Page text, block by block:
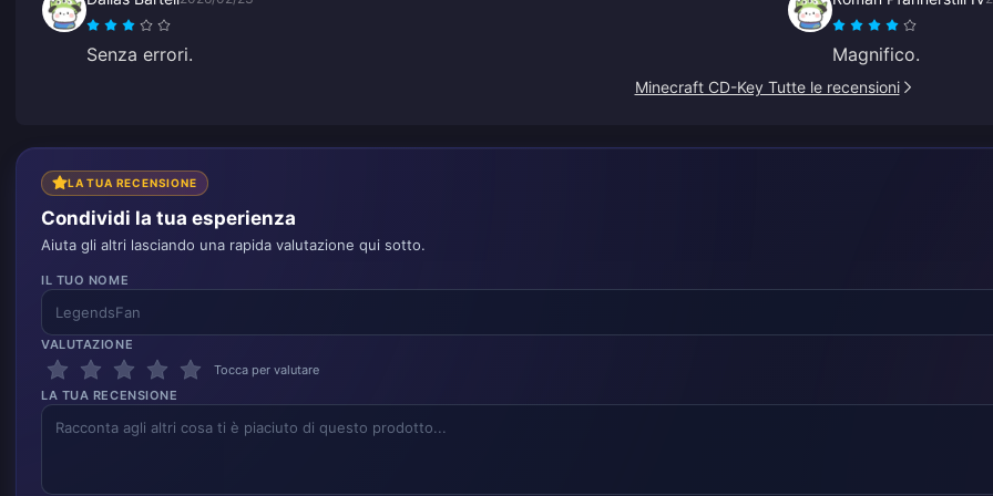
Senza errori. Magnifico.
Minecraft CD-Key Tutte le recensioni
LA TUA RECENSIONE
Condividi la tua esperienza
Aiuta gli altri lasciando una rapida valutazione qui sotto.
IL TUO NOME
VALUTAZIONE
Tocca per valutare
LA TUA RECENSIONE